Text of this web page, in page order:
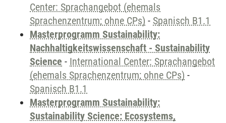
Center: Sprachangebot (ehemals
Sprachenzentrum; ohne CPs) - Spanisch B1.1
Masterprogramm Sustainability:
Nachhaltigkeitswissenschaft - Sustainability
Science - International Center: Sprachangebot
(ehemals Sprachenzentrum; ohne CPs) -
Spanisch B1.1
Masterprogramm Sustainability:
Sustainability Science: Ecosystems,